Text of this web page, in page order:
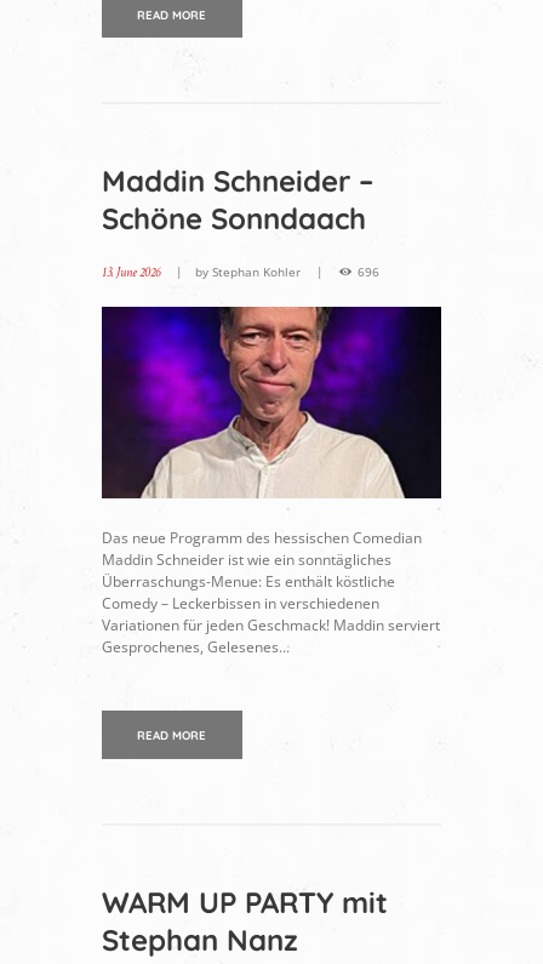
READ MORE
Maddin Schneider –
Schöne Sonndaach
13. June 2026 by Stephan Kohler 696
Das neue Programm des hessischen Comedian
Maddin Schneider ist wie ein sonntägliches
Überraschungs-Menue: Es enthält köstliche
Comedy – Leckerbissen in verschiedenen
Variationen für jeden Geschmack! Maddin serviert
Gesprochenes, Gelesenes...
READ MORE
WARM UP PARTY mit
Stephan Nanz